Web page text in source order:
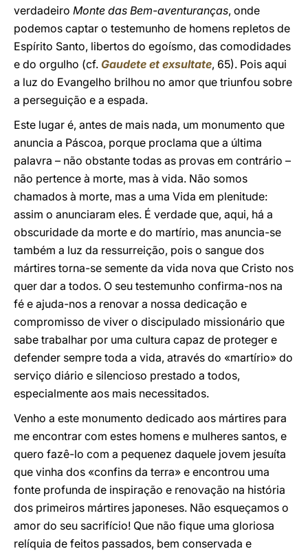
verdadeiro Monte das Bem-aventuranças, onde
podemos captar o testemunho de homens repletos de
Espírito Santo, libertos do egoísmo, das comodidades
e do orgulho (cf. Gaudete et exsultate, 65). Pois aqui
a luz do Evangelho brilhou no amor que triunfou sobre
a perseguição e a espada.
Este lugar é, antes de mais nada, um monumento que
anuncia a Páscoa, porque proclama que a última
palavra – não obstante todas as provas em contrário –
não pertence à morte, mas à vida. Não somos
chamados à morte, mas a uma Vida em plenitude:
assim o anunciaram eles. É verdade que, aqui, há a
obscuridade da morte e do martírio, mas anuncia-se
também a luz da ressurreição, pois o sangue dos
mártires torna-se semente da vida nova que Cristo nos
quer dar a todos. O seu testemunho confirma-nos na
fé e ajuda-nos a renovar a nossa dedicação e
compromisso de viver o discipulado missionário que
sabe trabalhar por uma cultura capaz de proteger e
defender sempre toda a vida, através do «martírio» do
serviço diário e silencioso prestado a todos,
especialmente aos mais necessitados.
Venho a este monumento dedicado aos mártires para
me encontrar com estes homens e mulheres santos, e
quero fazê-lo com a pequenez daquele jovem jesuíta
que vinha dos «confins da terra» e encontrou uma
fonte profunda de inspiração e renovação na história
dos primeiros mártires japoneses. Não esqueçamos o
amor do seu sacrifício! Que não fique uma gloriosa
relíquia de feitos passados, bem conservada e